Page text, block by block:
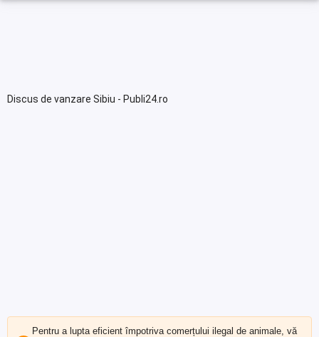
Discus de vanzare Sibiu - Publi24.ro
Pentru a lupta eficient împotriva comerțului ilegal de animale, vă